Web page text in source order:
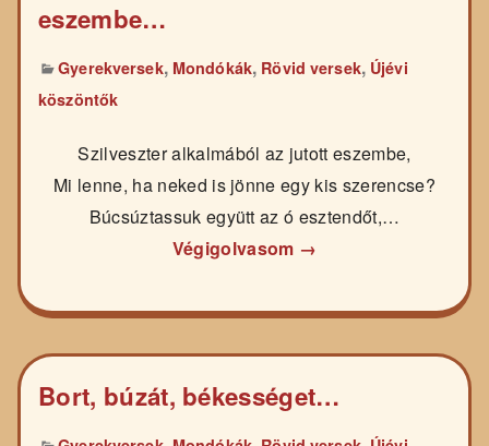
eszembe…
Gyerekversek, Mondókák, Rövid versek, Újévi
köszöntők
Szilveszter alkalmából az jutott eszembe,
Mi lenne, ha neked is jönne egy kis szerencse?
Búcsúztassuk együtt az ó esztendőt,…
Végigolvasom →
Bort, búzát, békességet…